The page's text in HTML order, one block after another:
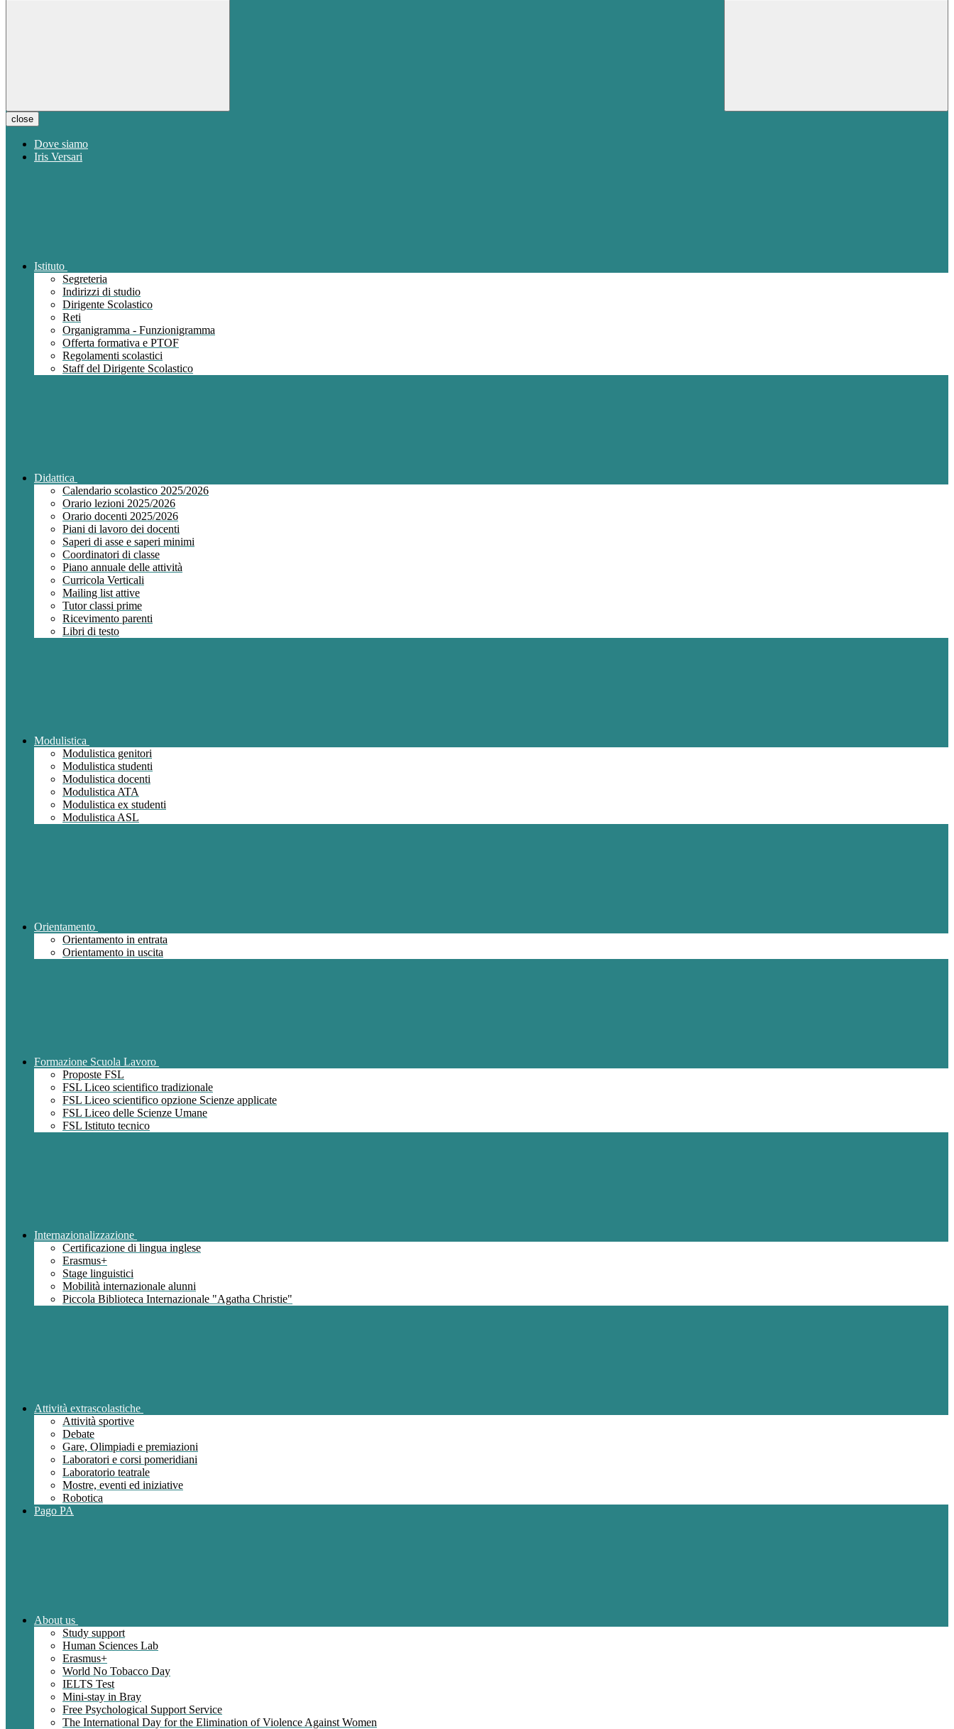
close
Dove siamo
Iris Versari
Istituto
Segreteria
Indirizzi di studio
Dirigente Scolastico
Reti
Organigramma - Funzionigramma
Offerta formativa e PTOF
Regolamenti scolastici
Staff del Dirigente Scolastico
Didattica
Calendario scolastico 2025/2026
Orario lezioni 2025/2026
Orario docenti 2025/2026
Piani di lavoro dei docenti
Saperi di asse e saperi minimi
Coordinatori di classe
Piano annuale delle attività
Curricola Verticali
Mailing list attive
Tutor classi prime
Ricevimento parenti
Libri di testo
Modulistica
Modulistica genitori
Modulistica studenti
Modulistica docenti
Modulistica ATA
Modulistica ex studenti
Modulistica ASL
Orientamento
Orientamento in entrata
Orientamento in uscita
Formazione Scuola Lavoro
Proposte FSL
FSL Liceo scientifico tradizionale
FSL Liceo scientifico opzione Scienze applicate
FSL Liceo delle Scienze Umane
FSL Istituto tecnico
Internazionalizzazione
Certificazione di lingua inglese
Erasmus+
Stage linguistici
Mobilità internazionale alunni
Piccola Biblioteca Internazionale "Agatha Christie"
Attività extrascolastiche
Attività sportive
Debate
Gare, Olimpiadi e premiazioni
Laboratori e corsi pomeridiani
Laboratorio teatrale
Mostre, eventi ed iniziative
Robotica
Pago PA
About us
Study support
Human Sciences Lab
Erasmus+
World No Tobacco Day
IELTS Test
Mini-stay in Bray
Free Psychological Support Service
The International Day for the Elimination of Violence Against Women